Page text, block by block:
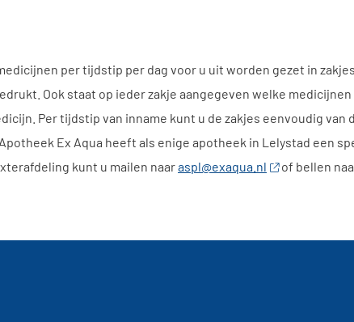
per tijdstip per dag voor u uit worden gezet in
Ook staat op ieder zakje aangegeven welke
Per tijdstip van inname kunt u de zakjes eenvoudig van
Ex Aqua heeft als enige apotheek in Lelystad een
kunt u mailen naaraspl@exaqua.nl of bellen